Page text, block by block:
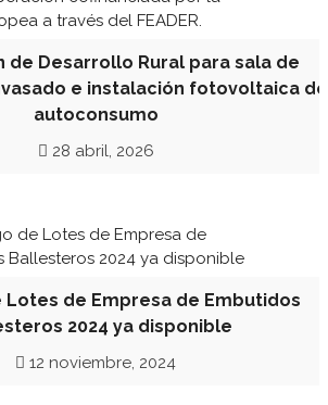
de Desarrollo Rural para sala de
e instalación fotovoltaica de
autoconsumo
28 abril, 2026
Lotes de Empresa de Embutidos
2024 ya disponible
12 noviembre, 2024